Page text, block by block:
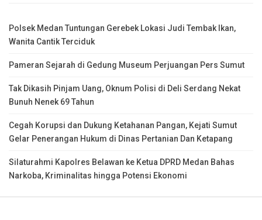
Polsek Medan Tuntungan Gerebek Lokasi Judi Tembak Ikan,
Wanita Cantik Terciduk
Pameran Sejarah di Gedung Museum Perjuangan Pers Sumut
Tak Dikasih Pinjam Uang, Oknum Polisi di Deli Serdang Nekat
Bunuh Nenek 69 Tahun
Cegah Korupsi dan Dukung Ketahanan Pangan, Kejati Sumut
Gelar Penerangan Hukum di Dinas Pertanian Dan Ketapang
Silaturahmi Kapolres Belawan ke Ketua DPRD Medan Bahas
Narkoba, Kriminalitas hingga Potensi Ekonomi